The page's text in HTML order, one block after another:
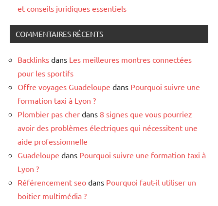
et conseils juridiques essentiels
COMMENTAIRES RÉCENTS
Backlinks dans Les meilleures montres connectées
pour les sportifs
Offre voyages Guadeloupe dans Pourquoi suivre une
formation taxi à Lyon ?
Plombier pas cher dans 8 signes que vous pourriez
avoir des problèmes électriques qui nécessitent une
aide professionnelle
Guadeloupe dans Pourquoi suivre une formation taxi à
Lyon ?
Référencement seo dans Pourquoi faut-il utiliser un
boitier multimédia ?